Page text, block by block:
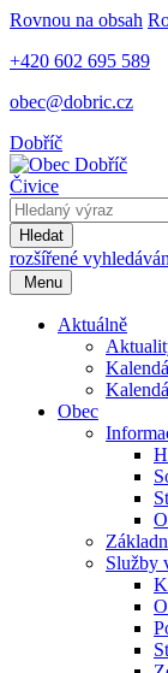
Rovnou na obsah
+420 602 695 589
obec@dobric.cz
Dobříč
Čivice
Hledat
rozšířené
Menu
Aktuálně
Obec
Služby